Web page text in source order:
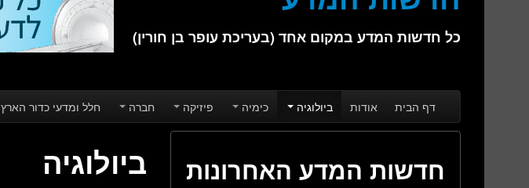
כל חדשות המדע במקום אחד (בעריכת עופר בן חורין)
Main menu
דף הבית אודות ביולוגיה כימיה פיזיקה חברה חלל ומדעי כדור הארץ
ביולוגיה
חדשות המדע האחרונות